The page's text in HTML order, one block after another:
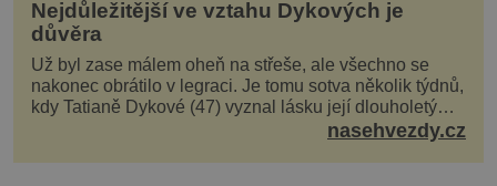
Nejdůležitější ve vztahu Dykových je
důvěra
Už byl zase málem oheň na střeše, ale všechno se
nakonec obrátilo v legraci. Je tomu sotva několik týdnů,
kdy Tatianě Dykové (47) vyznal lásku její dlouholetý
kolega a kamarád. Lidé si hned mysleli, ž...nasehvezdy.cz